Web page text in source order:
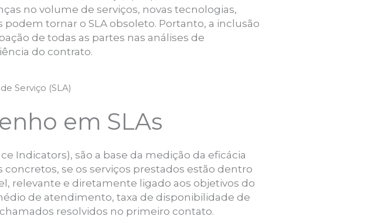
no volume de serviços, novas tecnologias,
tornar o SLA obsoleto. Portanto, a inclusão
de todas as partes nas análises de
do contrato.
em SLAs
Indicators), são a base da medição da eficácia
se os serviços prestados estão dentro
relevante e diretamente ligado aos objetivos do
de atendimento, taxa de disponibilidade de
resolvidos no primeiro contato.